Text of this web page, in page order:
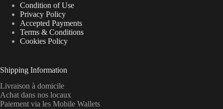
Condition of Use
Privacy Policy
Accepted Payments
Terms & Conditions
Cookies Policy
Shipping Information
Livraison à domicile
Achat dans nos locaux
Paiement via les Mobile Wallets